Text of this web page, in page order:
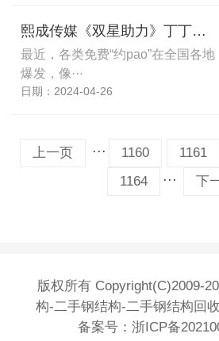
熙成传媒《双星助力》丁丁文化传媒被骗亏损惨重！被骗真相令人难以想象！
最近，各类免费“约pao”在全国各地
爆发，像···
日期：2024-04-26
上一页 ··· 1160 1161
1164
··· 下
版权所有 Copyright(C)2009-
构-二手钢结构-二手钢结构回
备案号： 浙ICP备